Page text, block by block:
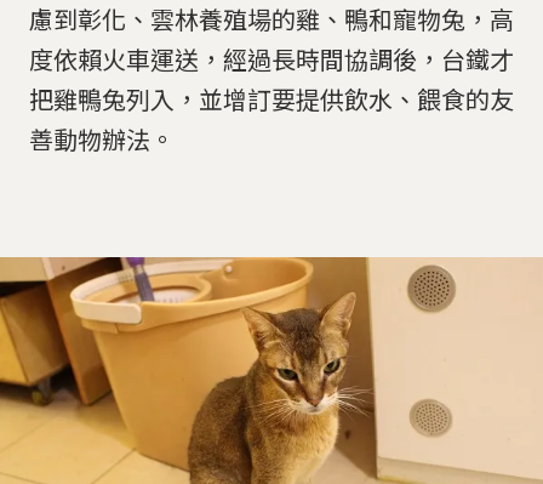
慮到彰化、雲林養殖場的雞、鴨和寵物兔，高
度依賴火車運送，經過長時間協調後，台鐵才
把雞鴨兔列入，並增訂要提供飲水、餵食的友
善動物辦法。